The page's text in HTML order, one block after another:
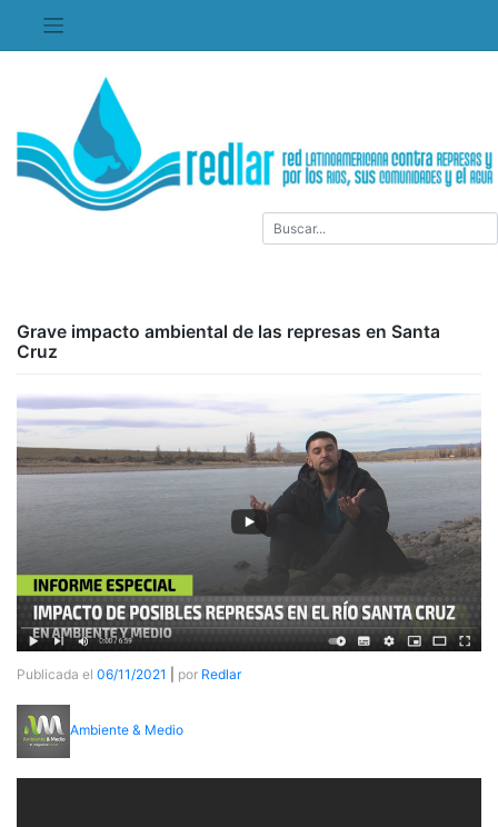
contenido
Grave impacto ambiental de las represas en Santa
Cruz
Publicada el 06/11/2021 por Redlar
Ambiente & Medio